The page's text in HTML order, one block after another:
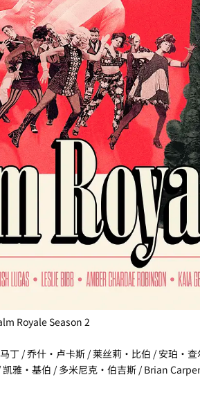
Royale Season 2
丁 / 乔什·卢卡斯 / 莱丝莉·比伯 / 安珀·
雅·基伯 / 多米尼克·伯吉斯 / Brian